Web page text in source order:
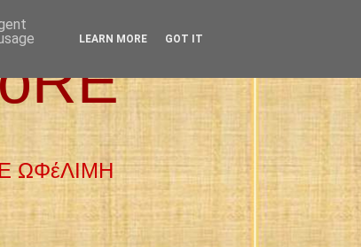
ΩΦέΛΙΜΗ
LEARN MORE GOT IT